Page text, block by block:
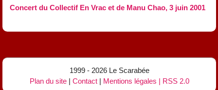
Concert du Collectif En Vrac et de Manu Chao, 3 juin 2001
1999 - 2026 Le Scarabée
Plan du site| Contact| Mentions légales | RSS 2.0